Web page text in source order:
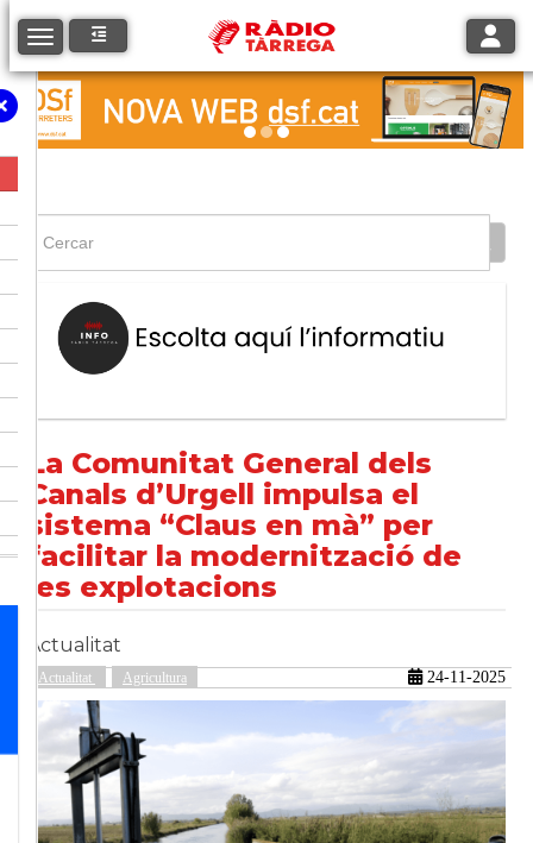
Toggle navigation
La Comunitat General dels
Canals d’Urgell impulsa el
sistema “Claus en mà” per
facilitar la modernització de
les explotacions
Actualitat
Actualitat Agricultura 24-11-2025